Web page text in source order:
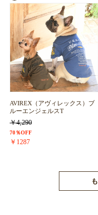
AVIREX（アヴィレックス）ブ
ルーエンジェルスT
￥4,290
70％OFF
￥1287